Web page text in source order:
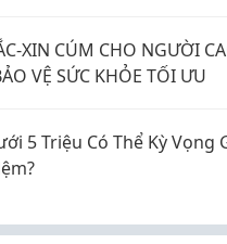
XIN CÚM CHO NGƯỜI
VỆ SỨC KHỎE TỐI ƯU
5 Triệu Có Thể Kỳ Vọng